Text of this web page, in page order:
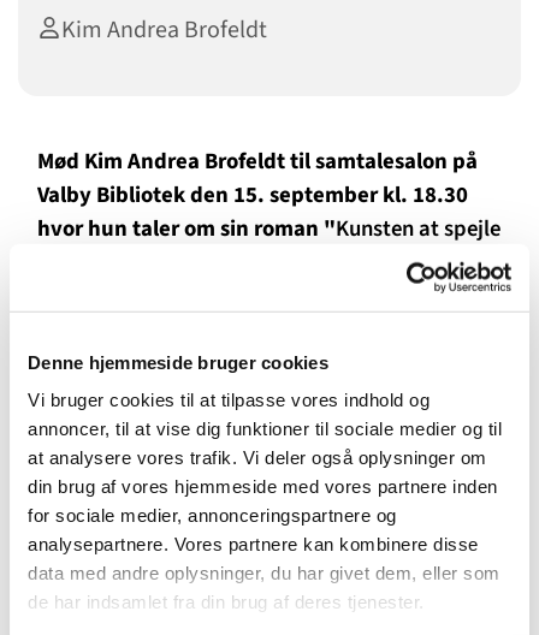
Denne hjemmeside bruger cookies
Vi bruger cookies til at tilpasse vores indhold og
annoncer, til at vise dig funktioner til sociale medier og til
at analysere vores trafik. Vi deler også oplysninger om
din brug af vores hjemmeside med vores partnere inden
for sociale medier, annonceringspartnere og
analysepartnere. Vores partnere kan kombinere disse
data med andre oplysninger, du har givet dem, eller som
de har indsamlet fra din brug af deres tjenester.
Kim Andrea Brofeldt
Mød Kim Andrea Brofeldt til samtalesalon på
Valby Bibliotek den 15. september kl. 18.30
hvor hun taler om sin roman "Kunsten at spejle